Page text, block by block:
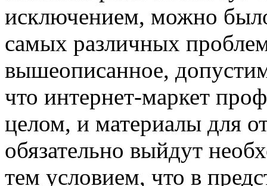
исключением, можно
самых различных
вышеописанное,
что интернет-маркет
целом, и материалы для
обязательно выйдут
тем условием, что в